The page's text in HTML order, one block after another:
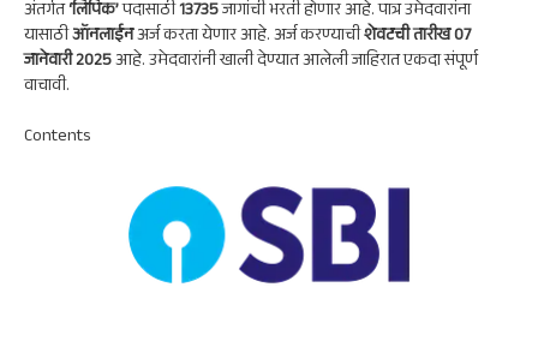
p
p
m k n
अंतर्गत‘लिपिक’पदासाठी13735जागांची भरती होणार आहे. पात्र उमेदवारांना
यासाठीऑनलाईनअर्ज करता येणार आहे. अर्ज करण्याचीशेवटची तारीख 07
जानेवारी 2025आहे. उमेदवारांनी खाली देण्यात आलेली जाहिरात एकदा संपूर्ण
वाचावी.
Contents